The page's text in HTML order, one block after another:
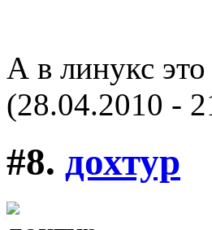
А в линукс
(28.04.2010 -
#8. дохтур